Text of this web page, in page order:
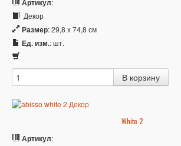
Артикул:
Декор
Размер: 29,8 x 74,8 см
Ед. изм.: шт.
White 2
Артикул: